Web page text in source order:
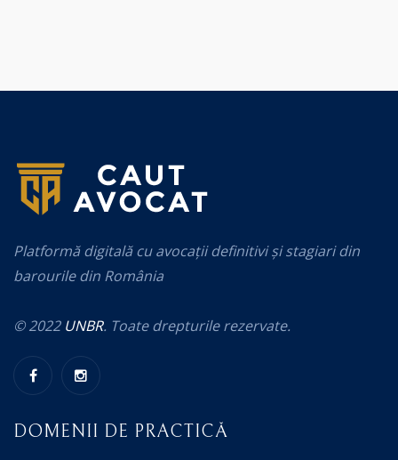
Platformă digitală cu avocații definitivi și stagiari din
barourile din România
© 2022 UNBR. Toate drepturile rezervate.
DOMENII DE PRACTICĂ